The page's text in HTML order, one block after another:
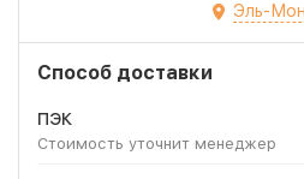
Эль-
Способ доставки
ПЭК
Стоимость уточнит менеджер